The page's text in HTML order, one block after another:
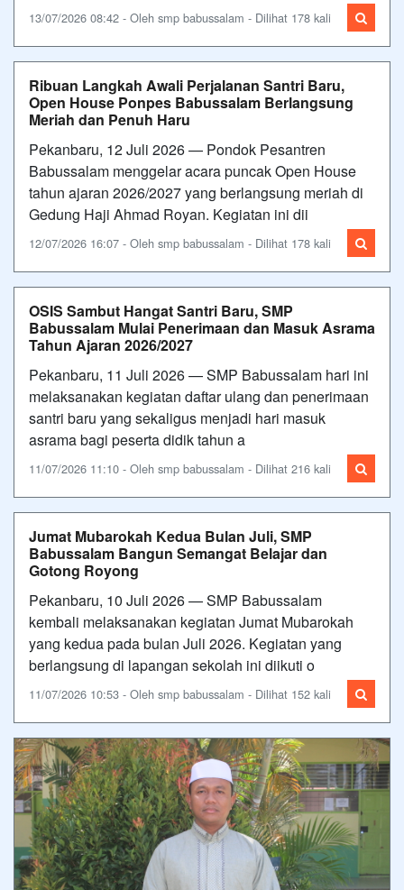
13/07/2026 08:42 - Oleh smp babussalam - Dilihat 178 kali
Ribuan Langkah Awali Perjalanan Santri Baru,
Open House Ponpes Babussalam Berlangsung
Meriah dan Penuh Haru
Pekanbaru, 12 Juli 2026 — Pondok Pesantren
Babussalam menggelar acara puncak Open House
tahun ajaran 2026/2027 yang berlangsung meriah di
Gedung Haji Ahmad Royan. Kegiatan ini dii
12/07/2026 16:07 - Oleh smp babussalam - Dilihat 178 kali
OSIS Sambut Hangat Santri Baru, SMP
Babussalam Mulai Penerimaan dan Masuk Asrama
Tahun Ajaran 2026/2027
Pekanbaru, 11 Juli 2026 — SMP Babussalam hari ini
melaksanakan kegiatan daftar ulang dan penerimaan
santri baru yang sekaligus menjadi hari masuk
asrama bagi peserta didik tahun a
11/07/2026 11:10 - Oleh smp babussalam - Dilihat 216 kali
Jumat Mubarokah Kedua Bulan Juli, SMP
Babussalam Bangun Semangat Belajar dan
Gotong Royong
Pekanbaru, 10 Juli 2026 — SMP Babussalam
kembali melaksanakan kegiatan Jumat Mubarokah
yang kedua pada bulan Juli 2026. Kegiatan yang
berlangsung di lapangan sekolah ini diikuti o
11/07/2026 10:53 - Oleh smp babussalam - Dilihat 152 kali